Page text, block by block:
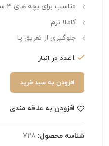
مناسب برای بچه های 3 سال تا 5 سال
کاملا نرم
جلوگیری از تعریق پا
1 عدد در انبار
افزودن به سبد خرید
افزودن به علاقه مندی
شناسه محصول: 728